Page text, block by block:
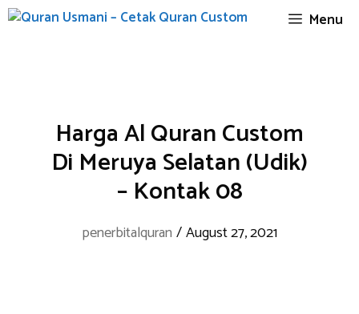
Skip
Menu
Harga Al Quran Custom
Di Meruya Selatan (Udik)
– Kontak 08
penerbitalquran /August 27, 2021